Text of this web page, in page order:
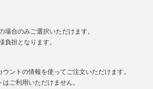
場合のみご選択いただけます。
担となります。
ントの情報を使ってご注文いただけます。
ご利用いただけません。